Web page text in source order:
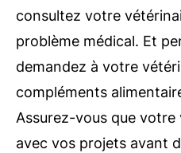
consultez votre
problème médical. Et
demandez à votre
compléments
Assurez-vous que votre
avec vos projets avant